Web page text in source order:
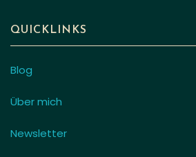
QUICKLINKS
Blog
Über mich
Newsletter